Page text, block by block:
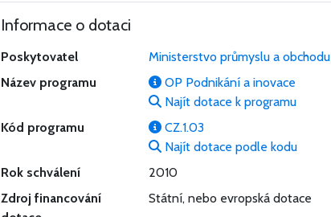
Informace o dotaci
Poskytovatel
Ministerstvo průmyslu a obchodu
Název programu
OP Podnikání a inovace
Najít dotace k programu
Kód programu
CZ.1.03
Najít dotace podle kodu
Rok schválení
2010
Zdroj financování
Státní, nebo evropská dotace